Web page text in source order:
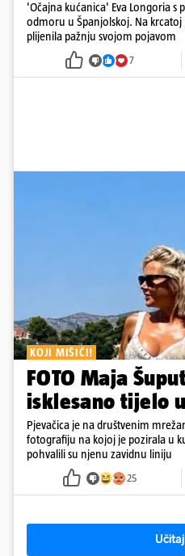
'Očajna kućanica' Eva Longoria
odmoru u Španjolskoj. Na
plijenila pažnju svojom pojavom
7
KOJI MIŠIĆI!
FOTO Maja
isklesano tijelo
Pjevačica je na društvenim
fotografiju na kojoj je pozirala u
pohvalili su njenu zavidnu liniju
25